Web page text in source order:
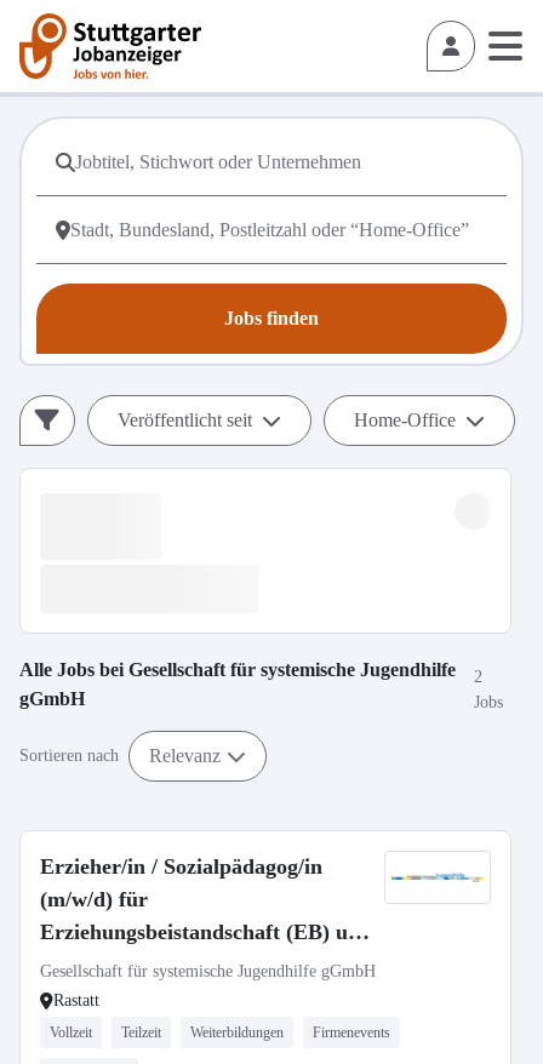
Jobs finden
Veröffentlicht seit Home-Office
Alle Jobs bei Gesellschaft für systemische Jugendhilfe
gGmbH
2
Jobs
Sortieren nach Relevanz
Erzieher/in / Sozialpädagog/in
(m/w/d) für
Erziehungsbeistandschaft (EB) und
Sozialpädagogische Familienhilfe
(SpFh)
Gesellschaft für systemische Jugendhilfe gGmbH
Rastatt
Vollzeit Teilzeit Weiterbildungen Firmenevents